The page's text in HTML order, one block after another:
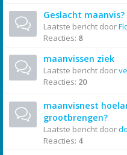
Geslacht maanvis?
Laatste bericht door
Reacties: 8
maanvissen ziek
Laatste bericht door
Reacties: 20
maanvisnest
grootbrengen?
Laatste bericht door
Reacties: 4